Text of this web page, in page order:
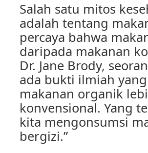
Salah satu mitos
adalah tentang
percaya bahwa
daripada makanan
Dr. Jane Brody,
ada bukti ilmiah
makanan organik
konvensional. Yang
kita mengonsumsi
bergizi.”